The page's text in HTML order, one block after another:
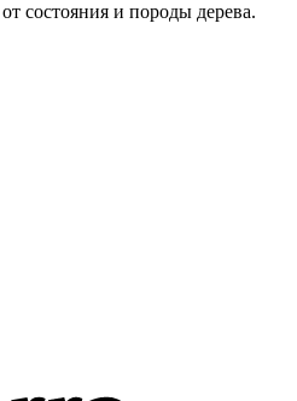
состояния и породы дерева.